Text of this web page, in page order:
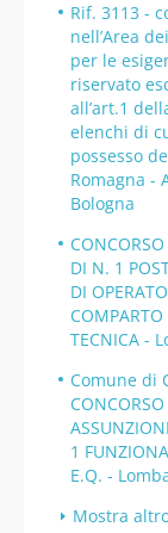
Rif. 3113 -
nell’Area
per le
riservato
all’art.1
elenchi di
possesso
Romagna -
Bologna
DI N. 1
DI
TECNICA -
Comune di
1
E.Q. -
Mostra